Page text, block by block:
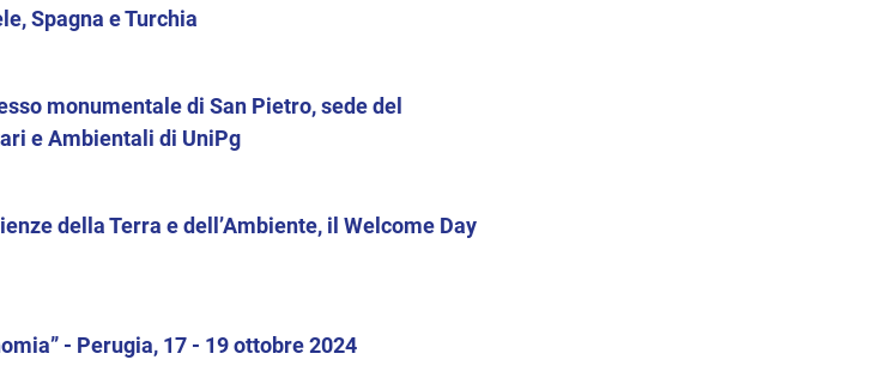
Spagna e Turchia
monumentale di San Pietro, sede del
e Ambientali di UniPg
della Terra e dell’Ambiente, il Welcome Day
- Perugia, 17 - 19 ottobre 2024